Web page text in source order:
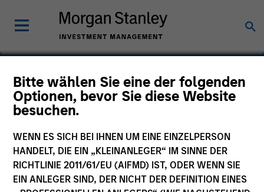
Bitte wählen Sie eine der folgenden
Optionen, bevor Sie diese Website
besuchen.
WENN ES SICH BEI IHNEN UM EINE EINZELPERSON
HANDELT, DIE EIN „KLEINANLEGER“ IM SINNE DER
RICHTLINIE 2011/61/EU (AIFMD) IST, ODER WENN SIE
EIN ANLEGER SIND, DER NICHT DER DEFINITION EINES
Emler Swim School